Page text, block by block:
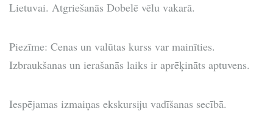
Lietuvai. Atgriešanās Dobelē vēlu vakarā.
Piezīme: Cenas un valūtas kurss var mainīties.
Izbraukšanas un ierašanās laiks ir aprēķināts aptuvens.
Iespējamas izmaiņas ekskursiju vadīšanas secībā.